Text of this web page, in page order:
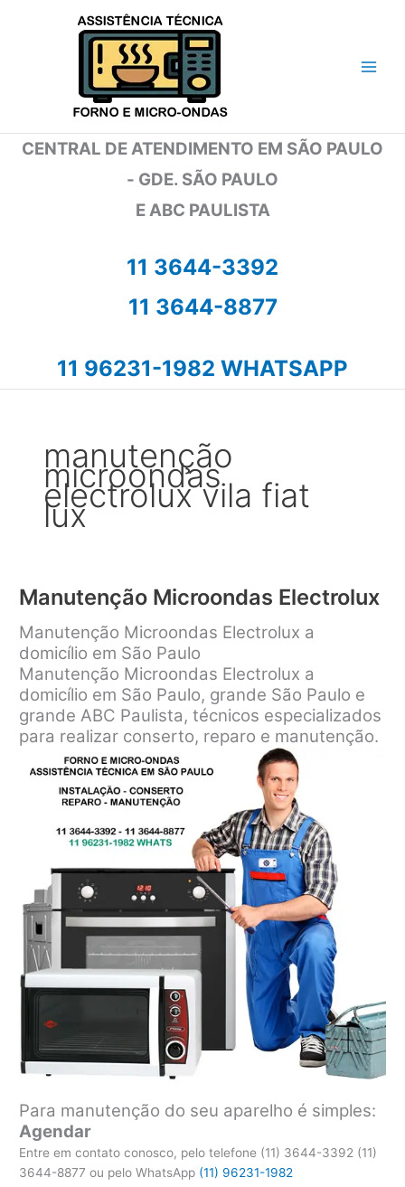
CENTRAL DE ATENDIMENTO EM SÃO PAULO
- GDE. SÃO PAULO
E ABC PAULISTA
11 3644-3392
11 3644-8877
11 96231-1982 WHATSAPP
manutenção
microondas
electrolux vila fiat
lux
Manutenção Microondas Electrolux
Manutenção Microondas Electrolux a
domicílio em São Paulo
Manutenção Microondas Electrolux a
domicílio em São Paulo, grande São Paulo e
grande ABC Paulista, técnicos especializados
para realizar conserto, reparo e manutenção.
Para manutenção do seu aparelho é simples:
Agendar
Entre em contato conosco, pelo telefone (11) 3644-3392 (11)
3644-8877 ou pelo WhatsApp (11) 96231-1982